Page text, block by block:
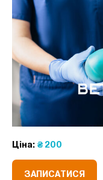
Ціна: ₴ 200
ЗАПИСАТИСЯ